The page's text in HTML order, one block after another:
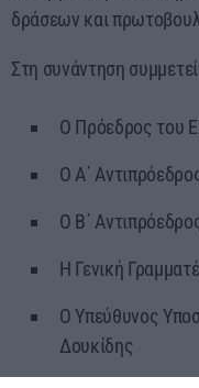
δράσεων και
Στη συνάντηση
Ο Πρόεδρος του
Ο Α΄
Ο Β΄
Η Γενική
Ο Υπεύθυνος
Δουκίδης